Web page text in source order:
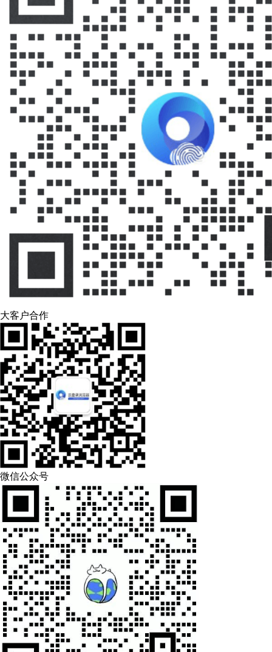
大客户合作
微信公众号